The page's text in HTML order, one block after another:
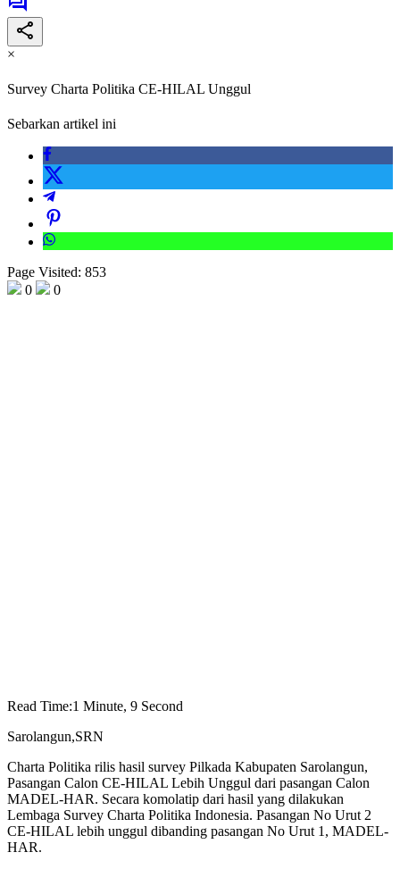
×
Survey Charta Politika CE-HILAL Unggul
Sebarkan artikel ini
Page Visited: 853
0
0
Read Time:1 Minute, 9 Second
Sarolangun,SRN
Charta Politika rilis hasil survey Pilkada Kabupaten Sarolangun,
Pasangan Calon CE-HILAL Lebih Unggul dari pasangan Calon
MADEL-HAR. Secara komolatip dari hasil yang dilakukan
Lembaga Survey Charta Politika Indonesia. Pasangan No Urut 2
CE-HILAL lebih unggul dibanding pasangan No Urut 1, MADEL-
HAR.